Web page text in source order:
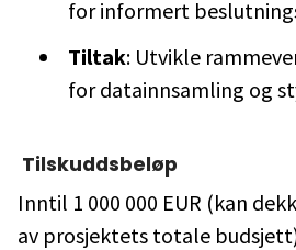
for informert
Tiltak: Utvikle
for datainnsamling og
Tilskuddsbeløp
Inntil 1 000 000 EUR (kan
av prosjektets totale